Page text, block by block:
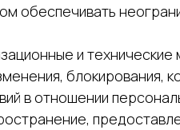
обеспечивать
и
блокирования,
в отношении